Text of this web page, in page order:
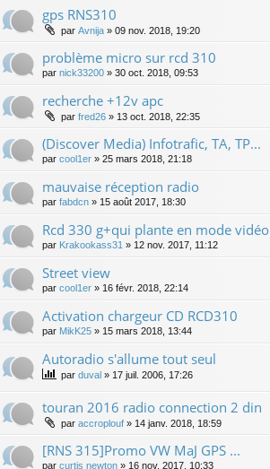
gps RNS310
par Avnija » 09 nov. 2018, 19:20
problème micro sur rcd 310
par nick33200 » 30 oct. 2018, 09:53
recherche +12v apc
par fred26 » 13 oct. 2018, 22:35
(Discover Media) Infotrafic, TA, TP...
par cool1er » 25 mars 2018, 21:18
mauvaise réception radio
par fabdcn » 15 août 2017, 18:30
Rcd 330 g+qui plante en mode vidéo
par Krakookass31 » 12 nov. 2017, 11:12
Street view
par cool1er » 16 févr. 2018, 22:14
Activation chargeur CD RCD310
par MikK25 » 15 mars 2018, 13:44
Autoradio s'allume tout seul
par duval » 17 juil. 2006, 17:26
touran 2016 radio connection 2 din
par accroplouf » 14 janv. 2018, 18:59
[RNS 315]Promo VW MaJ GPS ...
par curtis newton » 16 nov. 2017, 10:33